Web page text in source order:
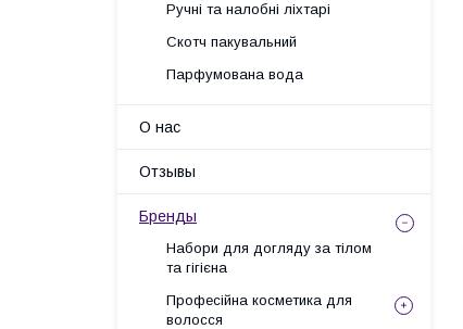
Ручні та налобні ліхтарі
Скотч пакувальний
Парфумована вода
О нас
Отзывы
Бренды
Набори для догляду за тілом
та гігієна
Професійна косметика для
волосся